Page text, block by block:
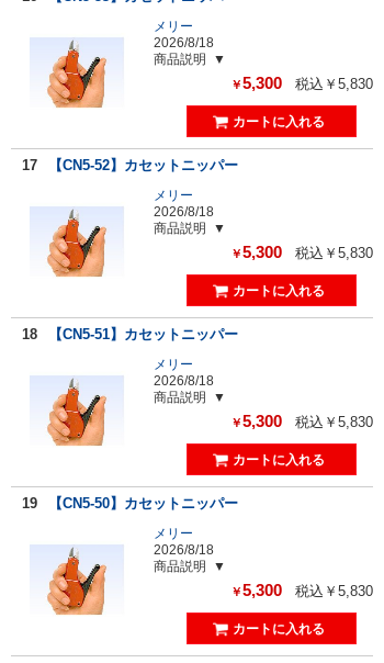
メリー
2026/8/18
商品説明
￥5,300 税込￥5,830
17 【CN5-52】カセットニッパー
メリー
2026/8/18
商品説明
￥5,300 税込￥5,830
18 【CN5-51】カセットニッパー
メリー
2026/8/18
商品説明
￥5,300 税込￥5,830
19 【CN5-50】カセットニッパー
メリー
2026/8/18
商品説明
￥5,300 税込￥5,830